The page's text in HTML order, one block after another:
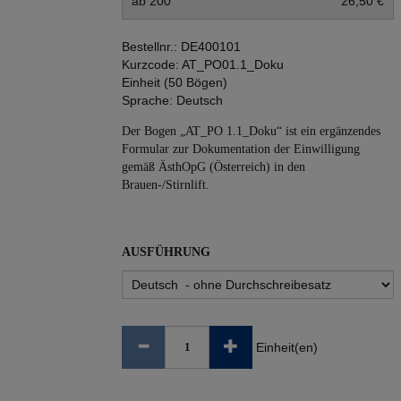
Bestellnr.: DE400101
Kurzcode: AT_PO01.1_Doku
Einheit (50 Bögen)
Sprache: Deutsch
Der Bogen „AT_PO 1.1_Doku“ ist ein ergänzendes
Formular zur Dokumentation der Einwilligung
gemäß ÄsthOpG (Österreich) in den
Brauen-/Stirnlift.
AUSFÜHRUNG
Einheit(en)